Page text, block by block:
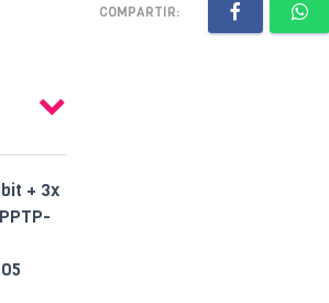
COMPARTIR:
+ 3x